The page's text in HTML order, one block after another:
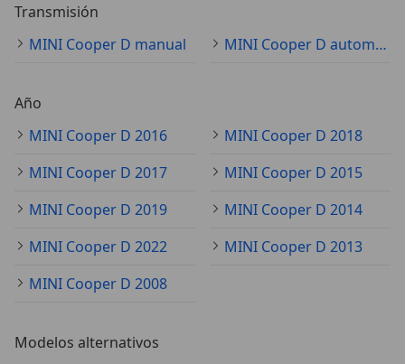
Transmisión
MINI Cooper D manual
MINI Cooper D automático
Año
MINI Cooper D 2016
MINI Cooper D 2018
MINI Cooper D 2017
MINI Cooper D 2015
MINI Cooper D 2019
MINI Cooper D 2014
MINI Cooper D 2022
MINI Cooper D 2013
MINI Cooper D 2008
Modelos alternativos